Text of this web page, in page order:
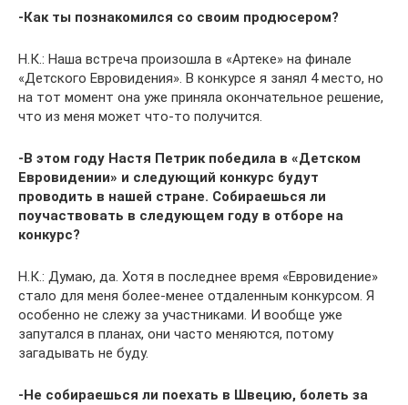
-Как ты познакомился со своим продюсером?
Н.К.: Наша встреча произошла в «Артеке» на финале
«Детского Евровидения». В конкурсе я занял 4 место, но
на тот момент она уже приняла окончательное решение,
что из меня может что-то получится.
-В этом году Настя Петрик победила в «Детском
Евровидении» и следующий конкурс будут
проводить в нашей стране. Собираешься ли
поучаствовать в следующем году в отборе на
конкурс?
Н.К.: Думаю, да. Хотя в последнее время «Евровидение»
стало для меня более-менее отдаленным конкурсом. Я
особенно не слежу за участниками. И вообще уже
запутался в планах, они часто меняются, потому
загадывать не буду.
-Не собираешься ли поехать в Швецию, болеть за